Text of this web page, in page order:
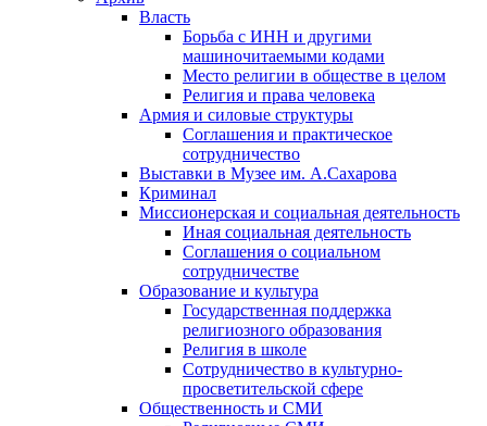
Власть
Борьба с ИНН и другими
машиночитаемыми кодами
Место религии в обществе в целом
Религия и права человека
Армия и силовые структуры
Соглашения и практическое
сотрудничество
Выставки в Музее им. А.Сахарова
Криминал
Миссионерская и социальная деятельность
Иная социальная деятельность
Соглашения о социальном
сотрудничестве
Образование и культура
Государственная поддержка
религиозного образования
Религия в школе
Сотрудничество в культурно-
просветительской сфере
Общественность и СМИ